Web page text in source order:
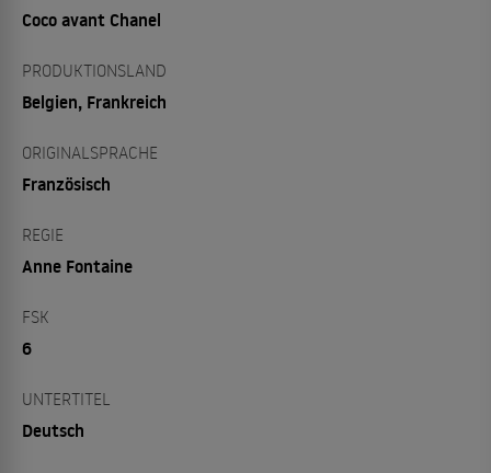
Coco avant Chanel
PRODUKTIONSLAND
Belgien, Frankreich
ORIGINALSPRACHE
Französisch
REGIE
Anne Fontaine
FSK
6
UNTERTITEL
Deutsch